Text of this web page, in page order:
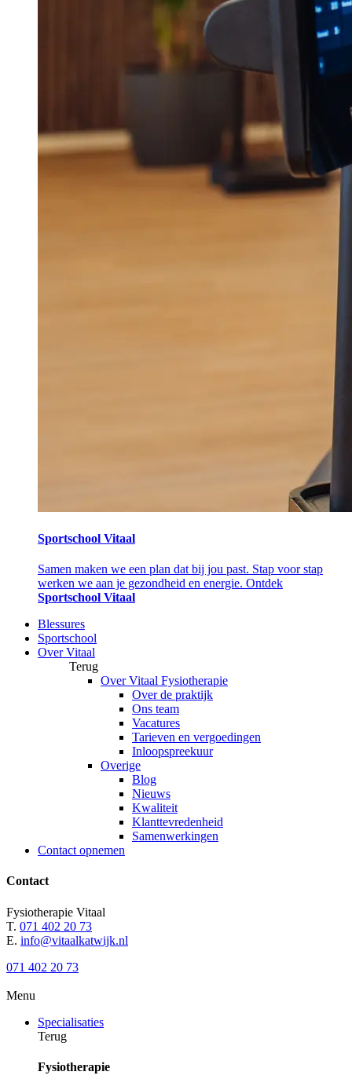
Sportschool Vitaal
Samen maken we een plan dat bij jou past. Stap voor stap
werken we aan je gezondheid en energie. Ontdek
Sportschool Vitaal
Blessures
Sportschool
Over Vitaal
Terug
Over Vitaal Fysiotherapie
Over de praktijk
Ons team
Vacatures
Tarieven en vergoedingen
Inloopspreekuur
Overige
Blog
Nieuws
Kwaliteit
Klanttevredenheid
Samenwerkingen
Contact opnemen
Contact
Fysiotherapie Vitaal
T. 071 402 20 73
E. info@vitaalkatwijk.nl
071 402 20 73
Menu
Specialisaties
Terug
Fysiotherapie